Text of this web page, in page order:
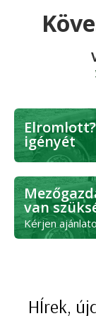
igényét
van
Kérjen
HÍrek,